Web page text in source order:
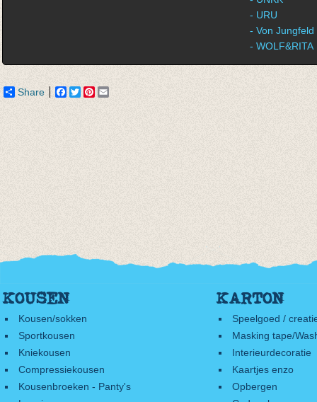
- URU
- Von Jungfeld
- WOLF&RITA
Share Facebook
TwitterPinterest
KOUSEN
Kousen/sokken
Sportkousen
Kniekousen
Compressiekousen
Kousenbroeken - Panty's
KARTON
Speelgoed /
Masking tape/
Interieurdecoratie
Kaartjes enzo
Opbergen